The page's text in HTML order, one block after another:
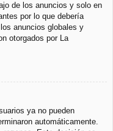
de los anuncios y solo en
por lo que debería
anuncios globales y
otorgados por La
ya no pueden
automáticamente.